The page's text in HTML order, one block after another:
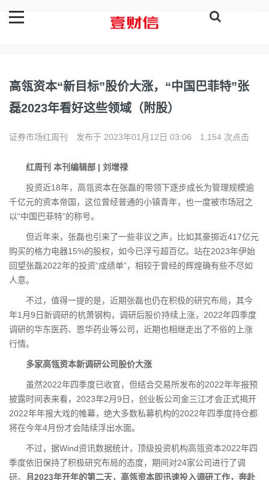
高瓴资本“新目标”股价大涨，“中国巴菲特”张
磊2023年看好这些领域（附股）
证券市场红周刊 发布于 2023年01月12日 03:06 1,154 次点击
红周刊 本刊编辑部 | 刘增禄
投资近18年，高瓴资本在张磊的带领下逐步成长为管理规模逾
千亿元的资本帝国，这位曾经普通的小镇青年，也一度被市场冠之
以“中国巴菲特”的称号。
但近年来，张磊也引来了一些非议之声，比如其豪掷近417亿元
购买的格力电器15%的股权，如今已浮亏超百亿。站在2023年伊始
回望张磊2022年的投资“成绩单”，相较于曾经的辉煌确有些不尽如
人意。
不过，值得一提的是，近期张磊也仍在积极的研究布局，其今
年1月9日新调研的杭萧钢构，调研后股价持续上涨，2022年四季度
调研的华东医药、恩华药业等公司，近期也相继走出了不俗的上涨
行情。
多家高瓴资本新调研公司股价大涨
虽然2022年四季度已收官，但结合交易所发布的2022年年报预
披露时间表来看，2023年2月9日，创业板公司金三江才会正式揭开
2022年年报大戏的帷幕，绝大多数私募机构的2022年四季度持仓都
将在今年4月份才会陆续浮出水面。
不过，据Wind资讯数据统计，顶级投资机构高瓴资本2022年四
季度依旧保持了积极研究布局的态度，期间对24家公司进行了调
研。
且2023年开年的第二天，高瓴资本即迅速投入调研工作，奔赴